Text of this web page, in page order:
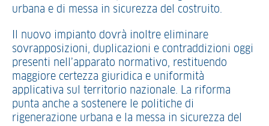
urbana e di messa in sicurezza del costruito.
Il nuovo impianto dovrà inoltre eliminare
sovrapposizioni, duplicazioni e contraddizioni oggi
presenti nell’apparato normativo, restituendo
maggiore certezza giuridica e uniformità
applicativa sul territorio nazionale. La riforma
punta anche a sostenere le politiche di
rigenerazione urbana e la messa in sicurezza del